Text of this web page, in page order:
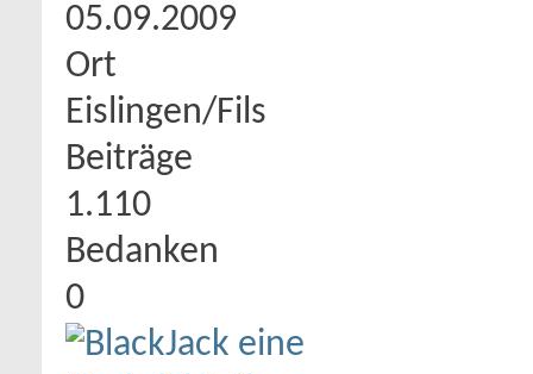
05.09.2009
Ort
Eislingen/Fils
Beiträge
1.110
Bedanken
0